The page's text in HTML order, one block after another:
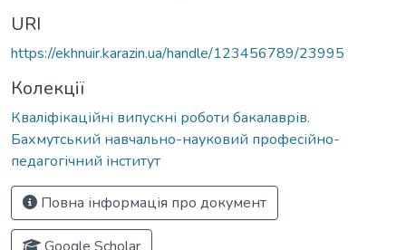
URI
https://ekhnuir.karazin.ua/handle/123456789/23995
Колекції
Кваліфікаційні випускні роботи бакалаврів.
Бахмутський навчально-науковий професійно-
педагогічний інститут
Повна інформація про документ